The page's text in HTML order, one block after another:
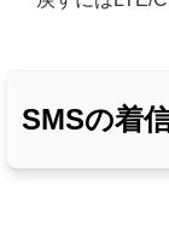
SMSの着